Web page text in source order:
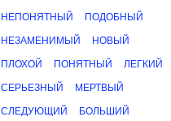
НЕПОНЯТНЫЙ ПОДОБНЫЙ
НЕЗАМЕНИМЫЙ НОВЫЙ
ПЛОХОЙ ПОНЯТНЫЙ ЛЕГКИЙ
СЕРЬЕЗНЫЙ МЕРТВЫЙ
СЛЕДУЮЩИЙ БОЛЬШИЙ